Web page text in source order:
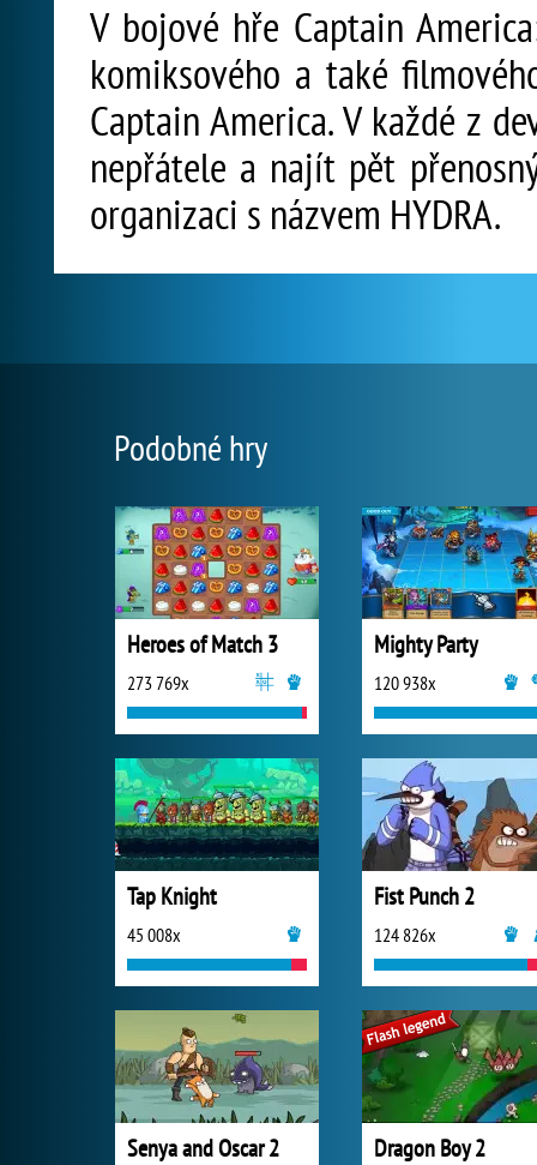
V bojové hře Captain
komiksového a také
Captain America. V každé z
nepřátele a najít pět
organizaci s názvem HYDRA.
Podobné hry
Heroes of Match 3
273 769x
Mighty Party
120 938x
Tap Knight
45 008x
Fist Punch 2
124 826x
Senya and Oscar 2 Dragon Boy 2